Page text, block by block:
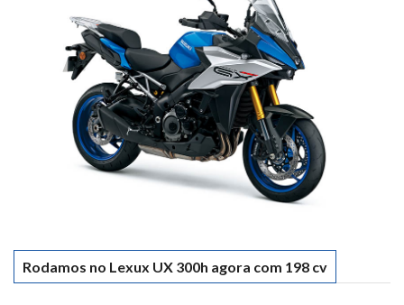
Rodamos no Lexux UX 300h agora com 198 cv